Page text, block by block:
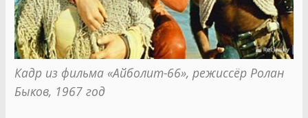
Кадр из фильма «Айболит-66», режиссёр Ролан
Быков, 1967 год